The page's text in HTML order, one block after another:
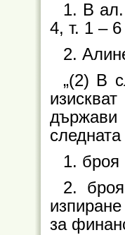
1. В ал.
4, т. 1 –
2.
„(2) В
държави
1. броя
2.
за